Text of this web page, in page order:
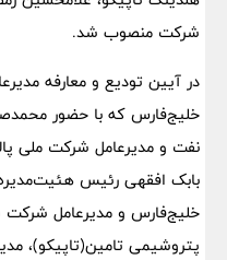
شرکت منصوب شد.
در آیین تودیع و معارفه
خلیج‌فارس که با حضور
نفت و مدیرعامل شرکت ملی
بابک افقهی رئیس
خلیج‌فارس و مدیرعامل شرکت
پتروشیمی تامین(تاپیکو)،